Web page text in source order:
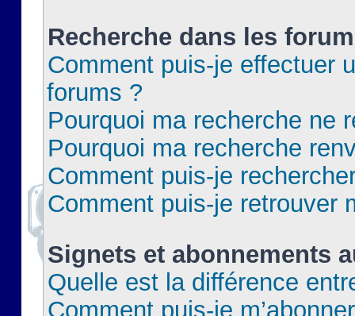
Recherche dans les
Comment puis-je effectuer
forums ?
Pourquoi ma recherche ne
Pourquoi ma recherche
Comment puis-je
Comment puis-je retrouver
Signets et abonnements
Quelle est la différence
Comment puis-je